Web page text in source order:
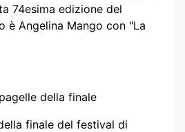
74esima edizione del
è Angelina Mango con "La
della finale
finale del festival di